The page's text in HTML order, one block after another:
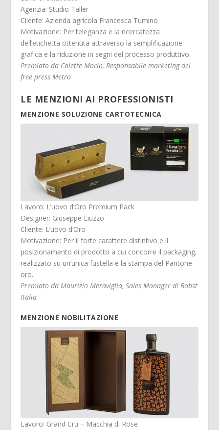
Agenzia: Studio Taller
Cliente: Azienda agricola Francesca Tumino
Motivazione: Per l’eleganza e la ricercatezza
dell’etichetta ottenuta attraverso la semplificazione
grafica e la riduzione in segni del processo produttivo.
Premiato da Colette Morin, Responsabile marketing del
free press Metro
LE MENZIONI AI PROFESSIONISTI
MENZIONE SOLUZIONE CARTOTECNICA
Lavoro: L’uovo d’Oro Premium Pack
Designer: Giuseppe Liuzzo
Cliente: L’uovo d’Oro
Motivazione: Per il forte carattere distintivo e il
posizionamento di prodotto a cui concorre il packaging,
realizzato su un’unica fustella e la stampa del Pantone
oro.
Premiato da Maurizio Meraviglia, Sales Manager di Bobst
Italia
MENZIONE NOBILITAZIONE
Lavoro: Grand Cru – Macchia di Rose